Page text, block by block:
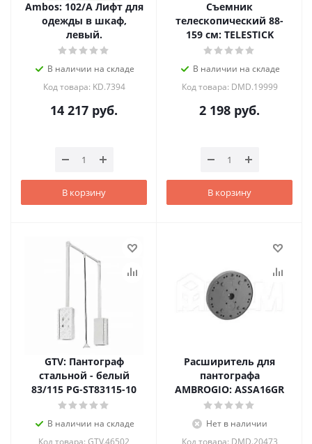
Ambos: 102/A Лифт для
одежды в шкаф,
левый.
В наличии на складе
Код товара: KD.7394
14 217 руб.
В корзину
Съемник
телескопический 88-
159 см: TELESTICK
В наличии на складе
Код товара: DMD.19999
2 198 руб.
В корзину
GTV: Пантограф
стальной - белый
83/115 PG-ST83115-10
В наличии на складе
Код товара: GTV.46502
Расширитель для
пантографа
AMBROGIO: ASSA16GR
Нет в наличии
Код товара: DMD.20473